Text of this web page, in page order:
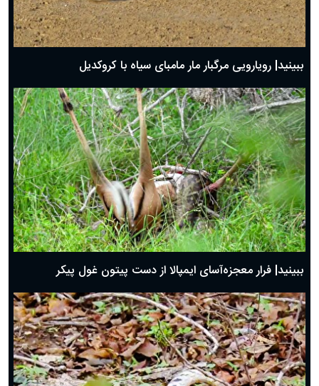
ببینید| رویارویی مرگبار مار مامبای سیاه با کروکدیل
ببینید| فرار معجزه‌آسای ایمپالا از دست پیتون غول پیکر